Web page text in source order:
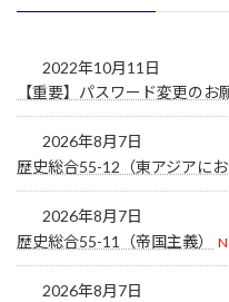
2022年10月11日
【重要】パスワード変更のお
2026年8月7日
歴史総合55-12（東アジアに
2026年8月7日
歴史総合55-11（帝国主義）
2026年8月7日